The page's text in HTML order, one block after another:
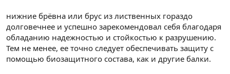
нижние брёвна или брус из лиственных гораздо
долговечнее и успешно зарекомендовал себя благодаря
обладанию надежностью и стойкостью к разрушению.
Тем не менее, ее точно следует обеспечивать защиту с
помощью биозащитного состава, как и другие балки.